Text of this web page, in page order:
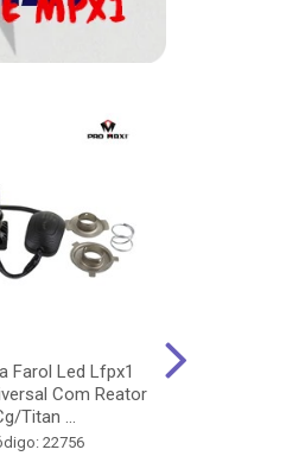
Farol Led Lfpx1
Com Reator
Titan ...
22756